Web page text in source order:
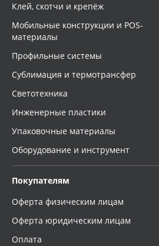
Клей, скотчи и крепёж
Мобильные конструкции и POS-
материалы
Профильные системы
Сублимация и термотрансфер
Светотехника
Инженерные пластики
Упаковочные материалы
Оборудование и инструмент
Покупателям
Оферта физическим лицам
Оферта юридическим лицам
Оплата